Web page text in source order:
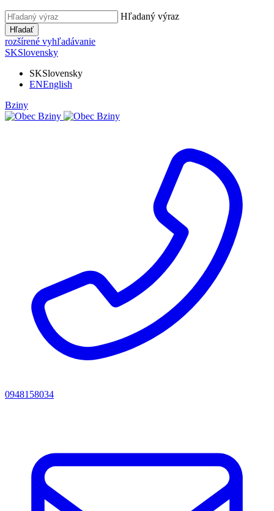
Hľadaný výraz
Hľadať
rozšírené vyhľadávanie
SKSlovensky
SKSlovensky
ENEnglish
Bziny
0948158034